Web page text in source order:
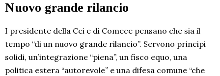
Nuovo grande rilancio
I presidente della Cei e di Comece pensano che sia il
tempo “di un nuovo grande rilancio”. Servono principi
solidi, un’integrazione “piena”, un fisco equo, una
politica estera “autorevole” e una difesa comune “che